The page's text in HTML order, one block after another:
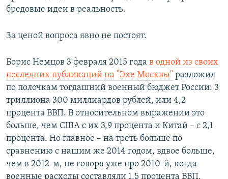
бредовые идеи в реальность.
За ценой вопроса явно не постоят.
Борис Немцов 3 февраля 2015 года в одной из своих
последних публикаций на "Эхе Москвы" разложил
по полочкам тогдашний военный бюджет России: 3
триллиона 300 миллиардов рублей, или 4,2
процента ВВП. В относительном выражении это
больше, чем США с их 3,9 процента и Китай – с 2,1
процента. Но главное – на треть больше по
сравнению с нашим же 2014 годом, вдвое больше,
чем в 2012-м, не говоря уже про 2010-й, когда
военные расходы составляли 1,5 процента ВВП.